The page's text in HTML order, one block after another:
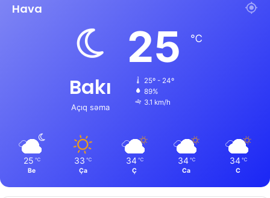
Hava
Bakı
Açıq səma
25 ℃
25º - 24º
89%
3.1 km/h
25 ℃
Be
33 ℃
Ça
34 ℃
Ç
34 ℃
Ca
34 ℃
C